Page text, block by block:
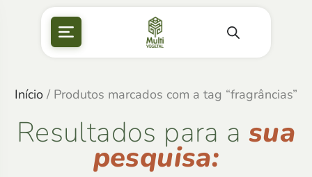
Início / Produtos marcados com a tag “fragrâncias”
Resultados para a sua
pesquisa: